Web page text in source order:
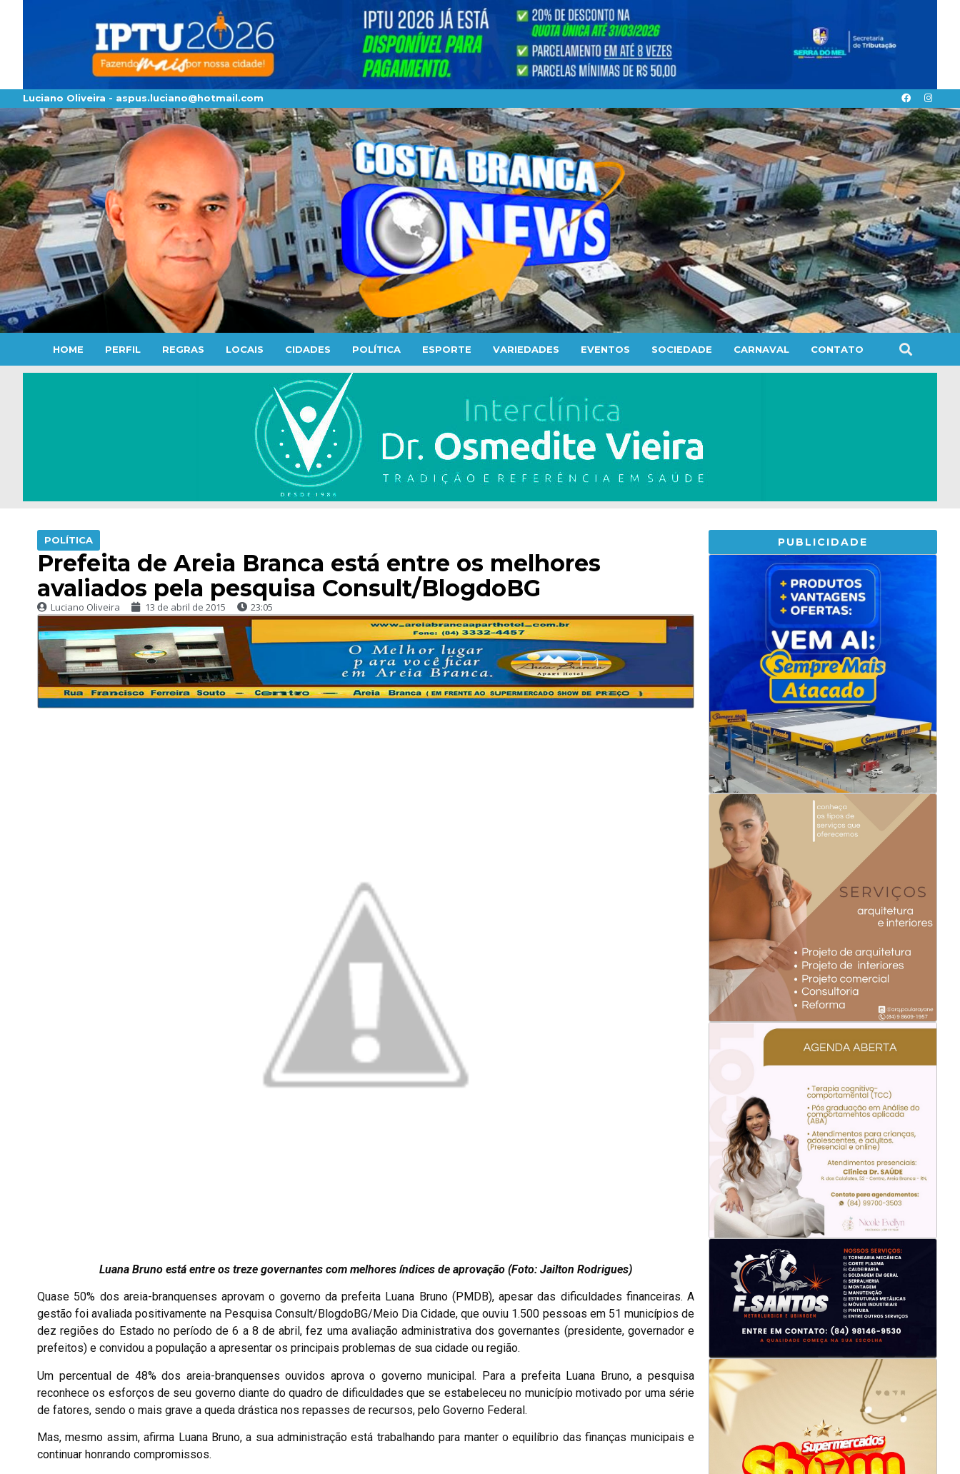
Luciano Oliveira - aspus.luciano@hotmail.com
HOME PERFIL REGRAS LOCAIS CIDADES POLÍTICA ESPORTE VARIEDADES EVENTOS SOCIEDADE CARNAVAL CONTATO
POLÍTICA
Prefeita de Areia Branca está entre os melhores
avaliados pela pesquisa Consult/BlogdoBG
Luciano Oliveira 13 de abril de 2015 23:05
Luana Bruno está entre os treze governantes com melhores índices de aprovação (Foto: Jailton Rodrigues)
Quase 50% dos areia-branquenses aprovam o governo da prefeita Luana Bruno (PMDB), apesar das dificuldades financeiras. A
gestão foi avaliada positivamente na Pesquisa Consult/BlogdoBG/Meio Dia Cidade, que ouviu 1.500 pessoas em 51 municípios de
dez regiões do Estado no período de 6 a 8 de abril, fez uma avaliação administrativa dos governantes (presidente, governador e
prefeitos) e convidou a população a apresentar os principais problemas de sua cidade ou região.
Um percentual de 48% dos areia-branquenses ouvidos aprova o governo municipal. Para a prefeita Luana Bruno, a pesquisa
reconhece os esforços de seu governo diante do quadro de dificuldades que se estabeleceu no município motivado por uma série
de fatores, sendo o mais grave a queda drástica nos repasses de recursos, pelo Governo Federal.
Mas, mesmo assim, afirma Luana Bruno, a sua administração está trabalhando para manter o equilíbrio das finanças municipais e
continuar honrando compromissos.
PUBLICIDADE